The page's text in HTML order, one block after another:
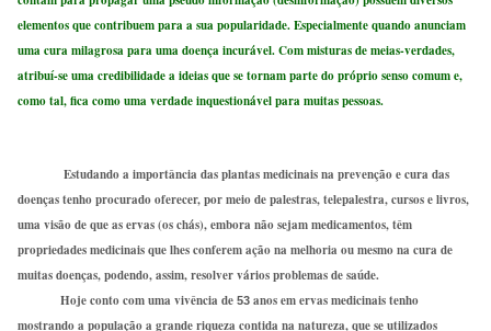
elementos que contribuem para a sua popularidade. Especialmente quando anunciam
uma cura milagrosa para uma doença incurável. Com misturas de meias-verdades,
atribuí-se uma credibilidade a ideias que se tornam parte do próprio senso comum e,
como tal, fica como uma verdade inquestionável para muitas pessoas.
Estudando a importância das plantas medicinais na prevenção e cura das
doenças tenho procurado oferecer, por meio de palestras, telepalestra, cursos e livros,
uma visão de que as ervas (os chás), embora não sejam medicamentos, têm
propriedades medicinais que lhes conferem ação na melhoria ou mesmo na cura de
muitas doenças, podendo, assim, resolver vários problemas de saúde.
Hoje conto com uma vivência de53anos em ervas medicinais tenho
mostrando a população a grande riqueza contida na natureza, que se utilizados